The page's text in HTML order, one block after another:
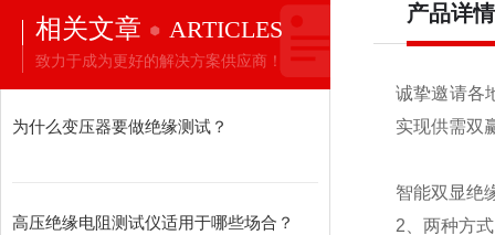
相关文章 ARTICLES
致力于成为更好的解决方案供应商！
为什么变压器要做绝缘测试？
高压绝缘电阻测试仪适用于哪些场合？
产品详情
诚挚邀请各
实现供需双
智能双显绝
2、两种方